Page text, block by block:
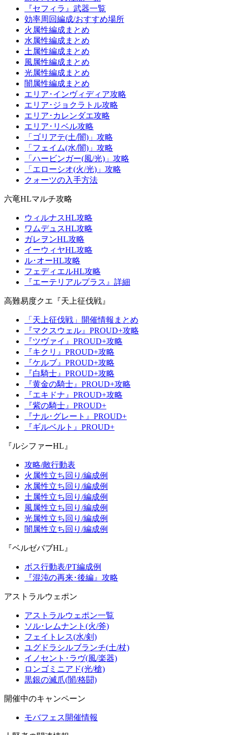
『セフィラ』武器一覧
効率周回編成/おすすめ場所
火属性編成まとめ
水属性編成まとめ
土属性編成まとめ
風属性編成まとめ
光属性編成まとめ
闇属性編成まとめ
エリア･インヴィディア攻略
エリア･ジョクラトル攻略
エリア･カレンダエ攻略
エリア･リベル攻略
「ゴリアテ(土/闇)」攻略
「フェイム(水/闇)」攻略
「ハービンガー(風/光)」攻略
「エローシオ(火/光)」攻略
クォーツの入手方法
六竜HLマルチ攻略
ウィルナスHL攻略
ワムデュスHL攻略
ガレヲンHL攻略
イーウィヤHL攻略
ル･オーHL攻略
フェディエルHL攻略
『エーテリアルプラス』詳細
高難易度クエ『天上征伐戦』
「天上征伐戦」開催情報まとめ
『マクスウェル』PROUD+攻略
『ツヴァイ』PROUD+攻略
『キクリ』PROUD+攻略
『ケルブ』PROUD+攻略
『白騎士』PROUD+攻略
『黄金の騎士』PROUD+攻略
『エキドナ』PROUD+攻略
『紫の騎士』PROUD+
『ナル･グレート』PROUD+
『ギルベルト』PROUD+
『ルシファーHL』
攻略/敵行動表
火属性立ち回り/編成例
水属性立ち回り/編成例
土属性立ち回り/編成例
風属性立ち回り/編成例
光属性立ち回り/編成例
闇属性立ち回り/編成例
『ベルゼバブHL』
ボス行動表/PT編成例
『混沌の再来･後編』攻略
アストラルウェポン
アストラルウェポン一覧
ソル･レムナント(火/斧)
フェイトレス(水/剣)
ユグドラシルブランチ(土/杖)
イノセント･ラヴ(風/楽器)
ロンゴミニアド(光/槍)
黒銀の滅爪(闇/格闘)
開催中のキャンペーン
モバフェス開催情報